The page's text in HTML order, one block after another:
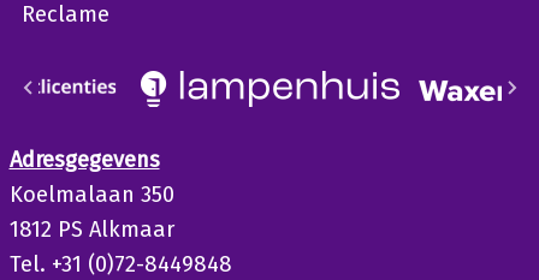
Reclame
Adresgegevens
Koelmalaan 350
1812 PS Alkmaar
Tel. +31 (0)72-8449848